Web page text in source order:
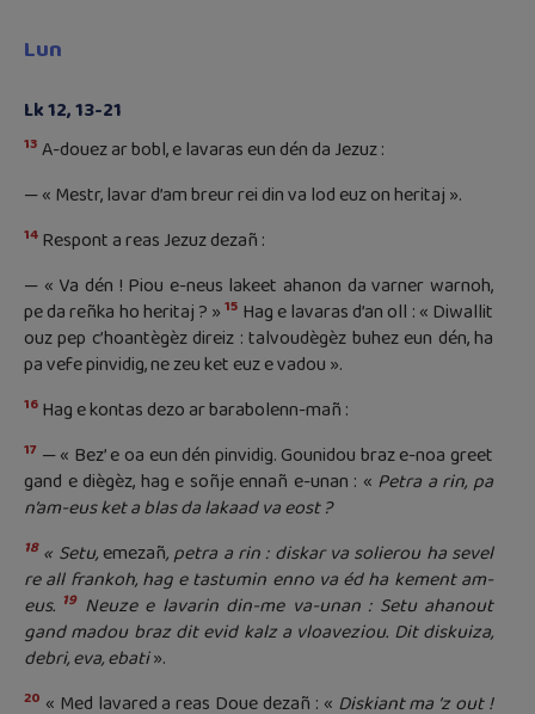
Lun
Lk 12, 13-21
13 A-douez ar bobl, e lavaras eun dén da Jezuz :
— « Mestr, lavar d’am breur rei din va lod euz on heritaj ».
14 Respont a reas Jezuz dezañ :
— « Va dén ! Piou e-neus lakeet ahanon da varner warnoh,
pe da reñka ho heritaj ? »15 Hag e lavaras d’an oll : « Diwallit
ouz pep c’hoantègèz direiz : talvoudègèz buhez eun dén, ha
pa vefe pinvidig, ne zeu ket euz e vadou ».
16 Hag e kontas dezo ar barabolenn-mañ :
17 — « Bez’ e oa eun dén pinvidig. Gounidou braz e-noa greet
gand e diègèz, hag e soñje ennañ e-unan : « Petra a rin, pa
n’am-eus ket a blas da lakaad va eost ?
18« Setu, emezañ, petra a rin : diskar va solierou ha sevel
re all frankoh, hag e tastumin enno va éd ha kement am-
eus. 19Neuze e lavarin din-me va-unan : Setu ahanout
gand madou braz dit evid kalz a vloaveziou. Dit diskuiza,
debri, eva, ebati».
20 « Med lavared a reas Doue dezañ : « Diskiant ma ’z out !